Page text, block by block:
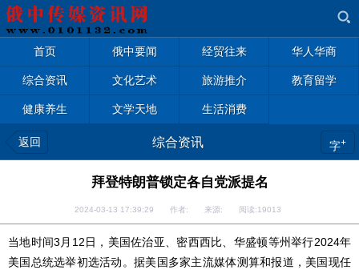
首页 俄中要闻 经贸往来 华人华商
综合资讯 文化艺术 旅游推介 教育留学
健康养生 文学天地 生活消费
返回 综合资讯 字+
拜登特朗普锁定各自党派提名
2024-03-13 17:39:29 作者: 来源: 阅读:19013
当地时间3月12日，美国佐治亚、密西西比、华盛顿等州举行2024年
美国总统选举初选活动。据美国多家主流媒体测算和报道，美国现任